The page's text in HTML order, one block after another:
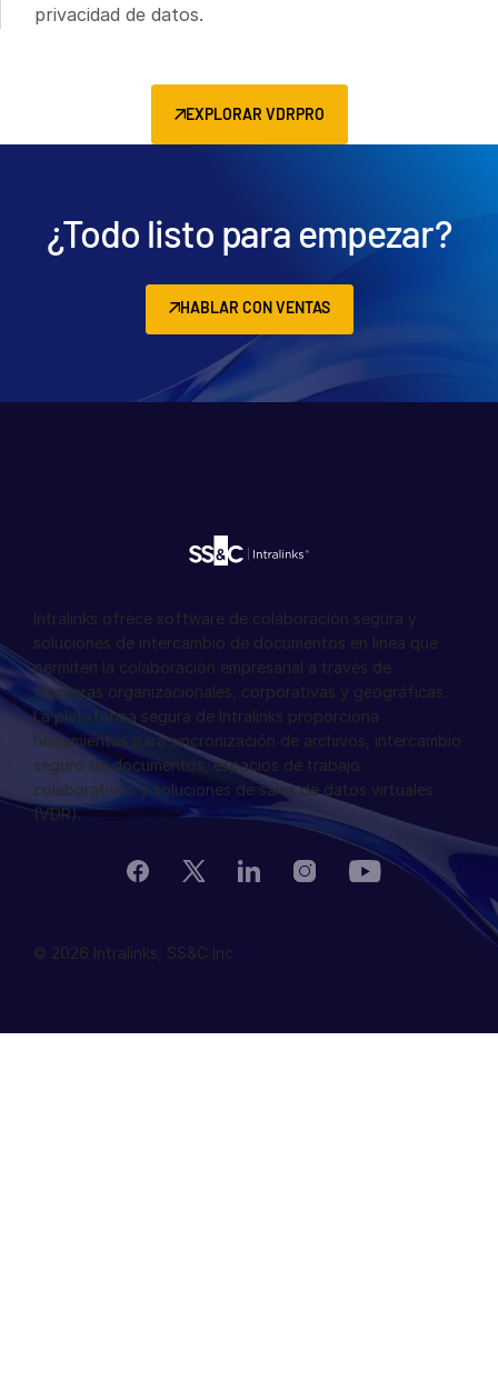
privacidad de datos.
EXPLORAR VDRPRO
¿Todo listo para empezar?
HABLAR CON VENTAS
Intralinks ofrece software de colaboración segura y
soluciones de intercambio de documentos en línea que
permiten la colaboración empresarial a través de
fronteras organizacionales, corporativas y geográficas.
La plataforma segura de Intralinks proporciona
herramientas para sincronización de archivos, intercambio
seguro de documentos, espacios de trabajo
colaborativos y soluciones de salas de datos virtuales
(VDR).
© 2026 Intralinks, SS&C Inc.